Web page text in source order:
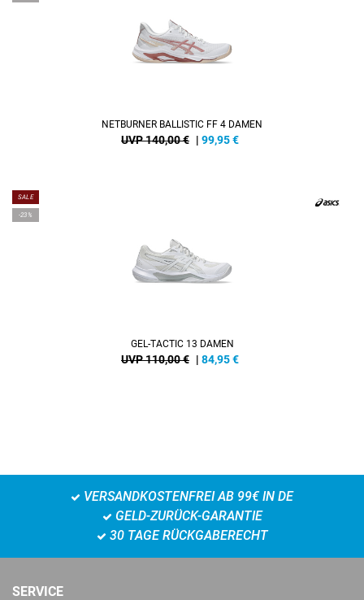
NETBURNER BALLISTIC FF 4 DAMEN
UVP 140,00 € | 99,95€
SALE
-23%
GEL-TACTIC 13 DAMEN
UVP 110,00 € | 84,95€
VERSANDKOSTENFREI AB 99€ IN DE
GELD-ZURÜCK-GARANTIE
30 TAGE RÜCKGABERECHT
SERVICE